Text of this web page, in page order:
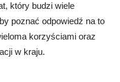
który budzi wiele
poznać odpowiedź na to
korzyściami oraz
w kraju.